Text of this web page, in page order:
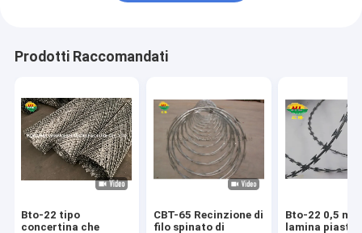
Prodotti Raccomandati
Bto-22 tipo
concertina che
CBT-65 Recinzione di
filo spinato di
Bto-22 0,5 mm
lamina piastra